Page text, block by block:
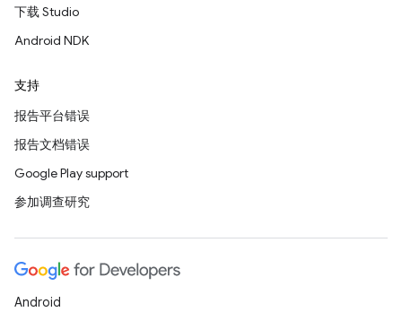
下载 Studio
Android NDK
支持
报告平台错误
报告文档错误
Google Play support
参加调查研究
Android